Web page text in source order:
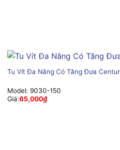
Tu Vít Đa Năng Có Tăng Đưa
Model: 9030-150
Giá:65,000₫